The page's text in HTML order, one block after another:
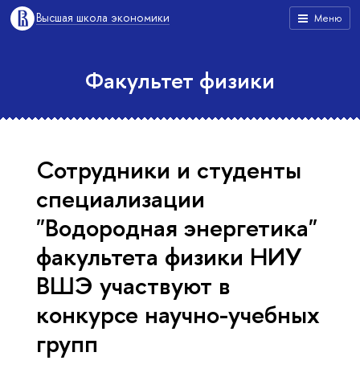
Меню
Высшая школа экономики
Факультет физики
Сотрудники и студенты
специализации
"Водородная энергетика"
факультета физики НИУ
ВШЭ участвуют в
конкурсе научно-учебных
групп